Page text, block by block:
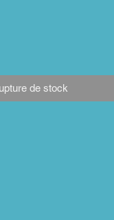
de stock